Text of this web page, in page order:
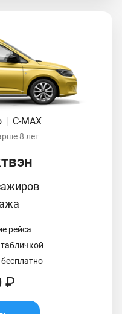
| C-MAX
8 лет
рейса
₽